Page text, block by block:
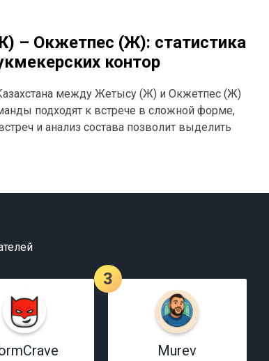
– Окжетпес (Ж): статистика
контор
между Жетысу (Ж) и Окжетпес (Ж)
подходят к встрече в сложной форме,
и анализ состава позволит выделить
3
Murev